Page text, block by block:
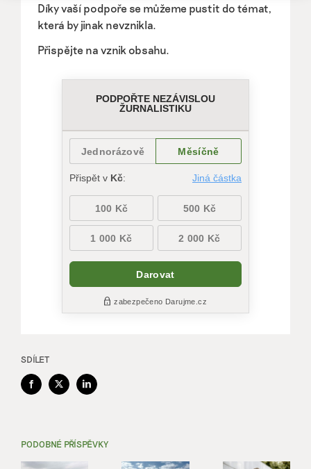
Díky vaší podpoře se můžeme pustit do témat,
která by jinak nevznikla.
Přispějte na vznik obsahu.
SDÍLET
Facebook
X LinkedIn
PODOBNÉ PŘÍSPĚVKY